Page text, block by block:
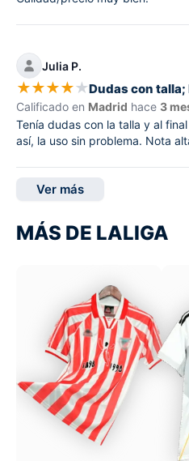
Julia P.
★★★★★Dudas con
Calificado en Madrid hace 3
Tenía dudas con la talla y al
así, la uso sin problema. Nota
Ver más
MÁS DE LALIGA